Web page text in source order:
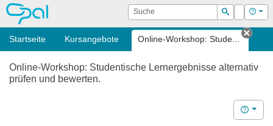
OPAL Suche
Suchen
Login Hilfe
Startseite Kursangebote Online-Workshop: Stude...
Tab
Online-Workshop: Studentische Lernergebnisse alternativ
prüfen und bewerten.
Hilfe